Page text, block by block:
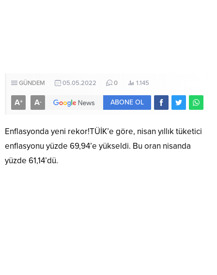
GÜNDEM 05.05.2022 0 1.145
A+ A- ABONE OL
Enflasyonda yeni rekor!TÜİK’e göre, nisan yıllık tüketici
enflasyonu yüzde 69,94’e yükseldi. Bu oran nisanda
yüzde 61,14’dü.